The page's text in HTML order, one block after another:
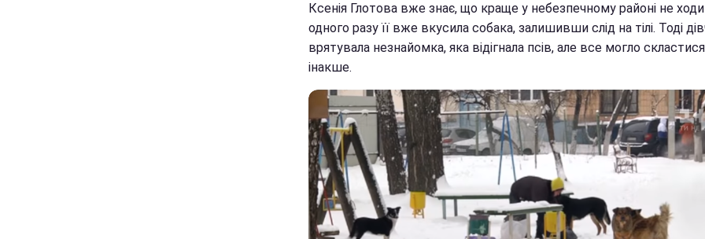
Ксенія Глотова вже знає, що краще у небезпечному районі не
одного разу її вже вкусила собака, залишивши слід на тілі. Тоді
врятувала незнайомка, яка відігнала псів, але все могло скластися
інакше.